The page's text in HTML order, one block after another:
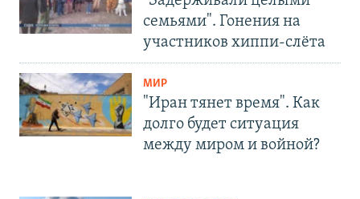
семьями". Гонения на
участников хиппи-слёта
МИР
"Иран тянет время". Как
долго будет ситуация
между миром и войной?